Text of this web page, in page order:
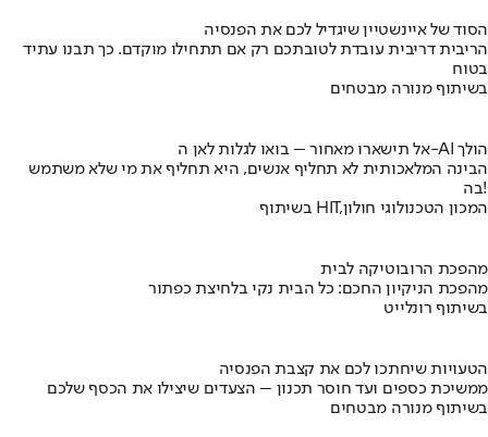
הסוד של איינשטיין שיגדיל לכם את הפנסיה
הריבית דריבית עובדת לטובתכם רק אם תתחילו מוקדם. כך תבנו עתיד
בטוח
בשיתוף מנורה מבטחים
אל תישארו מאחור – בואו לגלות לאן ה-AI הולך
הבינה המלאכותית לא תחליף אנשים, היא תחליף את מי שלא משתמש
בה!
בשיתוף HIT,המכון הטכנולוגי חולון
מהפכת הרובוטיקה לבית
מהפכת הניקיון החכם: כל הבית נקי בלחיצת כפתור
בשיתוף רונלייט
הטעויות שיחתכו לכם את קצבת הפנסיה
ממשיכת כספים ועד חוסר תכנון – הצעדים שיצילו את הכסף שלכם
בשיתוף מנורה מבטחים